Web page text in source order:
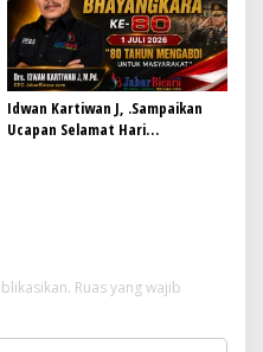
Idwan Kartiwan J, .Sampaikan
Ucapan Selamat Hari
Ruas yang wajib